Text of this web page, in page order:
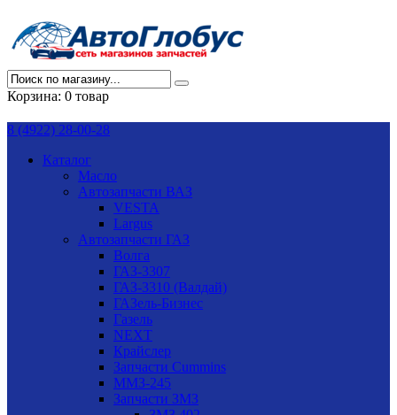
Корзина: 0 товар
8 (4922) 28-00-28
Каталог
Масло
Автозапчасти ВАЗ
VESTA
Largus
Автозапчасти ГАЗ
Волга
ГАЗ-3307
ГАЗ-3310 (Валдай)
ГАЗель-Бизнес
Газель
NEXT
Крайслер
Запчасти Cummins
ММЗ-245
Запчасти ЗМЗ